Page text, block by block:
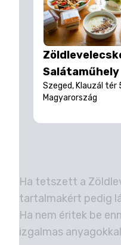
Salátaműhely
Szeged, Klauzál tér
Magyarország
Ha tetszett a
tartalmakért pedig
Ha nem éritek be
izgalmas